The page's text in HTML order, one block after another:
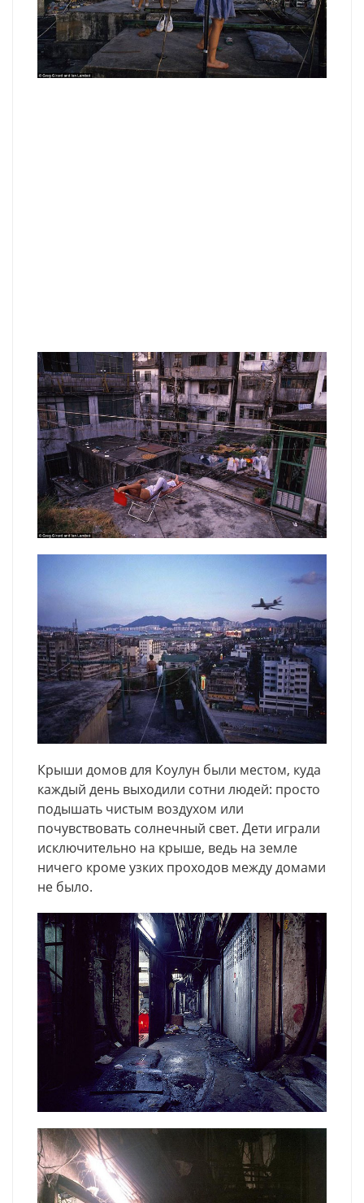
Крыши домов для Коулун были местом, куда
каждый день выходили сотни людей: просто
подышать чистым воздухом или
почувствовать солнечный свет. Дети играли
исключительно на крыше, ведь на земле
ничего кроме узких проходов между домами
не было.